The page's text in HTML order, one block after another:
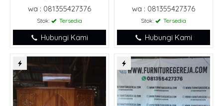
wa : 081355427376
Stok: Tersedia
Hubungi Kami
wa : 081355427376
Stok: Tersedia
Hubungi Kami